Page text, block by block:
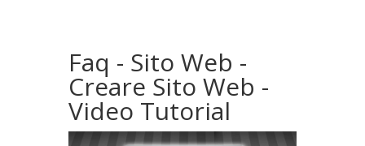
Faq - Sito Web -
Creare Sito Web -
Video Tutorial